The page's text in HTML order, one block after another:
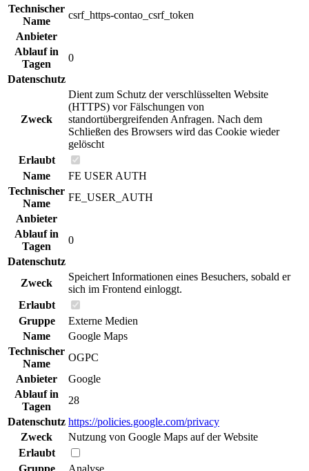
Technischer
Name
csrf_https-contao_csrf_token
Anbieter
Ablauf in
Tagen
0
Datenschutz
Zweck
Dient zum Schutz der verschlüsselten Website
(HTTPS) vor Fälschungen von
standortübergreifenden Anfragen. Nach dem
Schließen des Browsers wird das Cookie wieder
gelöscht
Erlaubt
Name
FE USER AUTH
Technischer
Name
FE_USER_AUTH
Anbieter
Ablauf in
Tagen
0
Datenschutz
Zweck
Speichert Informationen eines Besuchers, sobald er
sich im Frontend einloggt.
Erlaubt
Gruppe
Externe Medien
Name
Google Maps
Technischer
Name
OGPC
Anbieter
Google
Ablauf in
Tagen
28
Datenschutz https://policies.google.com/privacy
Zweck
Nutzung von Google Maps auf der Website
Erlaubt